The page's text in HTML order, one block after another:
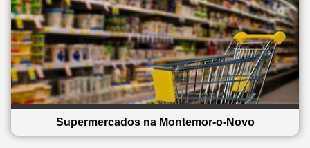
Supermercados na Montemor-o-Novo